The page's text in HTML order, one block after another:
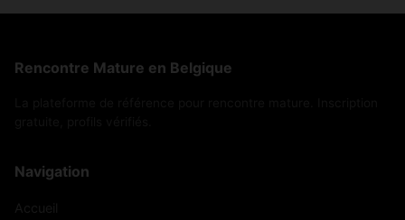
Rencontre Mature en Belgique
Navigation